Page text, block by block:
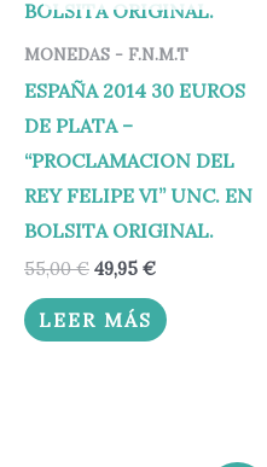
MONEDAS - F.N.M.T
ESPAÑA 2014 30 EUROS
DE PLATA –
“PROCLAMACION DEL
REY FELIPE VI” UNC. EN
BOLSITA ORIGINAL.
55,00€ 49,95 €
LEER MÁS